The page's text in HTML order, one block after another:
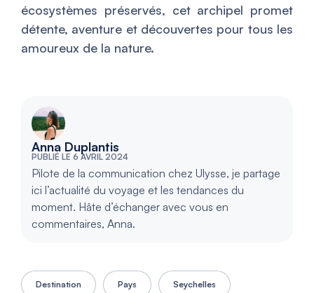
écosystèmes préservés, cet archipel promet
détente, aventure et découvertes pour tous les
amoureux de la nature.
Anna Duplantis
PUBLIÉ LE 6 AVRIL 2024
Pilote de la communication chez Ulysse, je partage
ici l’actualité du voyage et les tendances du
moment. Hâte d’échanger avec vous en
commentaires, Anna.
Destination Pays Seychelles